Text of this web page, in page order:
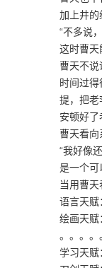
加上井的
“不多说
这时曹天
曹天不说
时间过
提，把老
安顿好了
曹天看向
“我好像
是一个可
当用曹
语言天赋
绘画天赋
。。。。
学习天